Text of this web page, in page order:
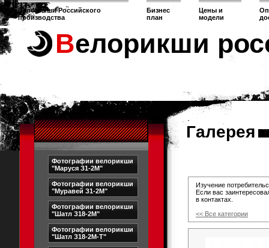
Велорикши Российского
производства
Бизнес
план
Цены и
модели
Велорикши
Фотографии велорикши
"Маруся З1-2М"
Фотографии велорикши
"Муравей З1-2М"
Фотографии велорикши
"Шатл З18-2М"
Фотографии велорикши
"Шатл З18-2М-Т"
Галерея
Изучение
Если вас
в контактах.
<< Все категории